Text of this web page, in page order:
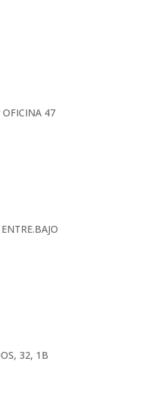
OFICINA 47
32, 1B